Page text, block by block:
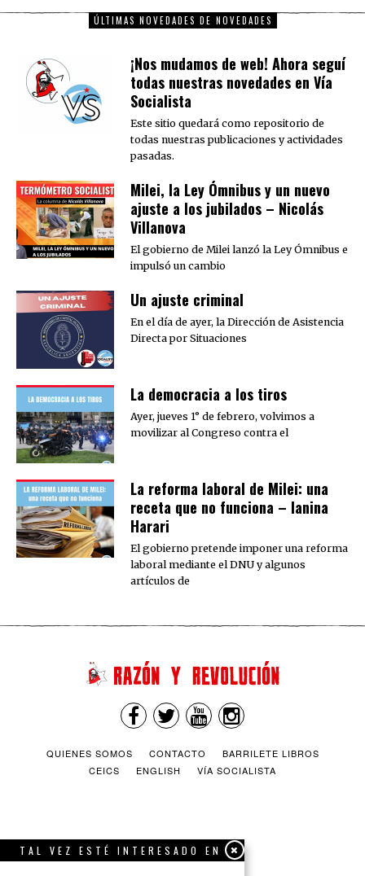
ÚLTIMAS NOVEDADES DE NOVEDADES
¡Nos mudamos de web! Ahora seguí
todas nuestras novedades en Vía
Socialista
Este sitio quedará como repositorio de
todas nuestras publicaciones y actividades
pasadas.
Milei, la Ley Ómnibus y un nuevo
ajuste a los jubilados – Nicolás
Villanova
El gobierno de Milei lanzó la Ley Ómnibus e
impulsó un cambio
Un ajuste criminal
En el día de ayer, la Dirección de Asistencia
Directa por Situaciones
La democracia a los tiros
Ayer, jueves 1° de febrero, volvimos a
movilizar al Congreso contra el
La reforma laboral de Milei: una
receta que no funciona – Ianina
Harari
El gobierno pretende imponer una reforma
laboral mediante el DNU y algunos
artículos de
QUIENES SOMOS CONTACTO
BARRILETE LIBROS
CEICS
ENGLISH VÍA SOCIALISTA
TAL VEZ ESTÉ INTERESADO EN